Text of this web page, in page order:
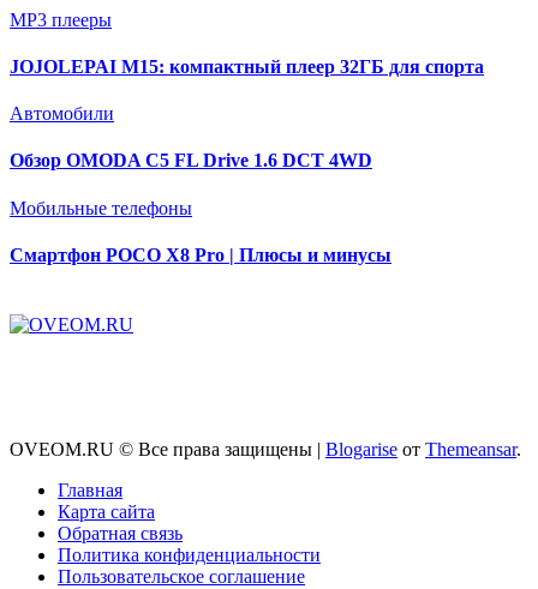
MP3 плееры
JOJOLEPAI M15: компактный плеер 32ГБ для спорта
Автомобили
Обзор OMODA C5 FL Drive 1.6 DCT 4WD
Мобильные телефоны
Смартфон POCO X8 Pro | Плюсы и минусы
OVEOM.RU © Все права защищены | Blogarise от Themeansar.
Главная
Карта сайта
Обратная связь
Политика конфиденциальности
Пользовательское соглашение